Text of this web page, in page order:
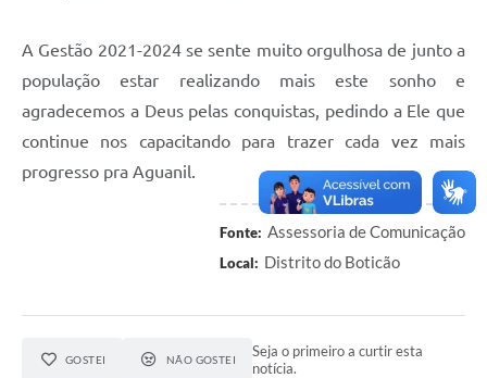
A Gestão 2021-2024 se sente muito orgulhosa de junto a
população estar realizando mais este sonho e
agradecemos a Deus pelas conquistas, pedindo a Ele que
continue nos capacitando para trazer cada vez mais
progresso pra Aguanil.
Fonte: Assessoria de Comunicação
Local: Distrito do Boticão
GOSTEI NÃO GOSTEI
Seja o primeiro a curtir esta
notícia.